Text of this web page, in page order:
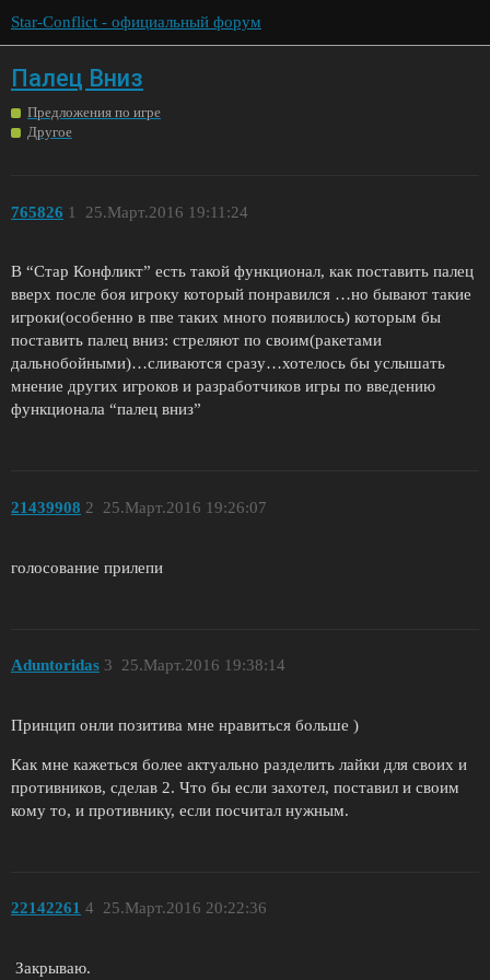
Star-Conflict - официальный форум
Палец Вниз
Предложения по игре
Другое
765826 25.Март.2016 19:11:24
1
В “Стар Конфликт” есть такой функционал, как поставить палец
вверх после боя игроку который понравился …но бывают такие
игроки(особенно в пве таких много появилось) которым бы
поставить палец вниз: стреляют по своим(ракетами
дальнобойными)…сливаются сразу…хотелось бы услышать
мнение других игроков и разработчиков игры по введению
функционала “палец вниз”
21439908 25.Март.2016 19:26:07
2
голосование прилепи
Aduntoridas 25.Март.2016 19:38:14
3
Принцип онли позитива мне нравиться больше )
Как мне кажеться более актуально разделить лайки для своих и
противников, сделав 2. Что бы если захотел, поставил и своим
кому то, и противнику, если посчитал нужным.
22142261 25.Март.2016 20:22:36
4
Закрываю.